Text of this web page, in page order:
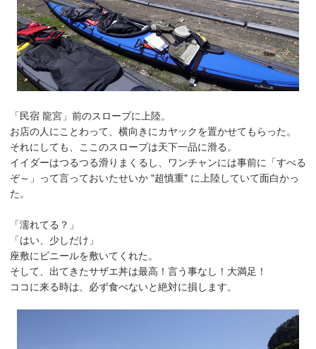
「民宿 龍宮」前のスロープに上陸。
お店の人にことわって、横向きにカヤックを置かせてもらった。
それにしても、ここのスロープは天下一品に滑る。
イイダーはつるつる滑りまくるし、ワンチャンには事前に「すべる
ぞ～」って言っておいたせいか "超慎重" に上陸していて面白かっ
た。
「濡れてる？」
「はい、少しだけ」
座敷にビニールを敷いてくれた。
そして、出てきたサザエ丼は最高！言う事なし！大満足！
ココに来る時は、必ず食べないと絶対に損します。